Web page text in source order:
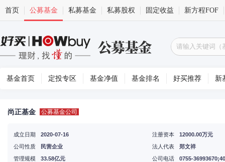
首页 公募基金 私募基金 私募股权 固定收益 新方程FOF
基金首页 定投专区 基金净值 基金排名 好买推荐 新
尚正基金 公募基金公司
成立日期
2020-07-16
公司性质
民营企业
注册资本
12000.00万元
法人代表
郑文祥
管理规模
33.58亿元
公司电话
0755-